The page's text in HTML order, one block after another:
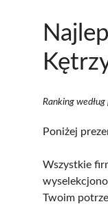
Ranking
Poniżej
Wszystkie
Twoim